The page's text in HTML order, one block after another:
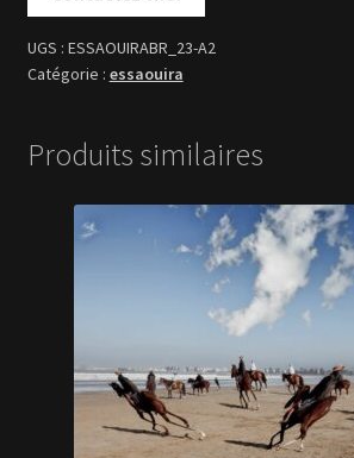
ESSAOUIRABR_23-A2
essaouira
Produits similaires